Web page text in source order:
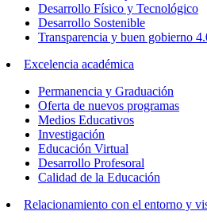
Desarrollo Físico y Tecnológico
Desarrollo Sostenible
Transparencia y buen gobierno
Excelencia académica
Permanencia y Graduación
Oferta de nuevos programas
Medios Educativos
Investigación
Educación Virtual
Desarrollo Profesoral
Calidad de la Educación
Relacionamiento con el entorno y